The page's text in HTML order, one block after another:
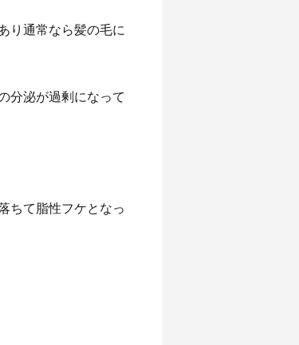
り通常なら髪の毛に
分泌が過剰になって
ちて脂性フケとなっ